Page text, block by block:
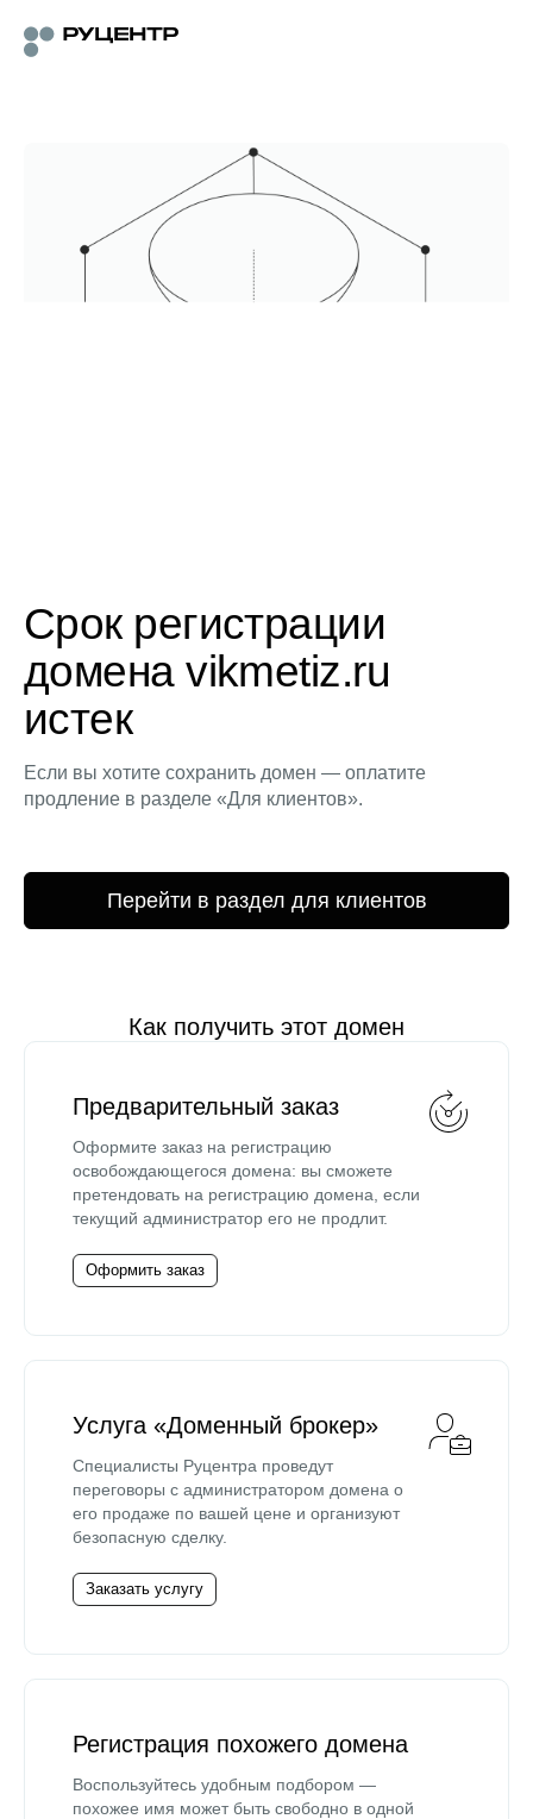
Срок регистрации
домена vikmetiz.ru
истек
Если вы хотите сохранить домен — оплатите
продление в разделе «Для клиентов».
Перейти в раздел для клиентов
Как получить этот домен
Предварительный заказ
Оформите заказ на регистрацию
освобождающегося домена: вы сможете
претендовать на регистрацию домена, если
текущий администратор его не продлит.
Оформить заказ
Услуга «Доменный брокер»
Специалисты Руцентра проведут
переговоры с администратором домена о
его продаже по вашей цене и организуют
безопасную сделку.
Заказать услугу
Регистрация похожего домена
Воспользуйтесь удобным подбором —
похожее имя может быть свободно в одной